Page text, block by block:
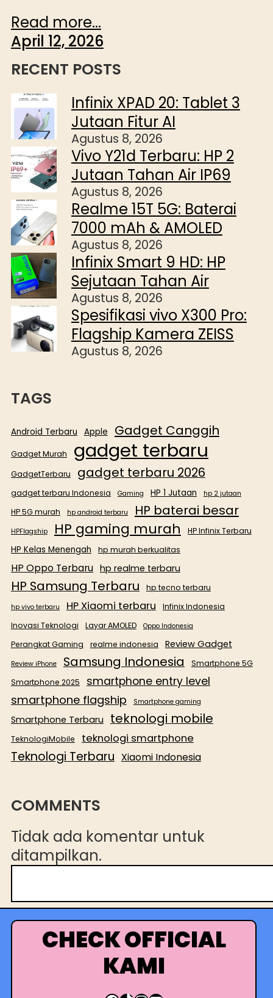
Read more...
April 12, 2026
RECENT POSTS
Infinix XPAD 20: Tablet 3
Jutaan Fitur AI
Agustus 8, 2026
Vivo Y21d Terbaru: HP 2
Jutaan Tahan Air IP69
Agustus 8, 2026
Realme 15T 5G: Baterai
7000 mAh & AMOLED
Agustus 8, 2026
Infinix Smart 9 HD: HP
Sejutaan Tahan Air
Agustus 8, 2026
Spesifikasi vivo X300 Pro:
Flagship Kamera ZEISS
Agustus 8, 2026
TAGS
Android Terbaru Apple Gadget Canggih
Gadget Murah gadget terbaru
GadgetTerbaru gadget terbaru 2026
gadget terbaru Indonesia Gaming HP 1 Jutaan hp 2 jutaan
HP 5G murah hp android terbaru HP baterai besar
HPFlagship HP gaming murah HP Infinix Terbaru
HP Kelas Menengah hp murah berkualitas
HP Oppo Terbaru hp realme terbaru
HP Samsung Terbaru hp tecno terbaru
hp vivo terbaru HP Xiaomi terbaru
Infinix Indonesia
Inovasi Teknologi
Layar AMOLED Oppo Indonesia
Perangkat Gaming realme indonesia Review Gadget
Review iPhone Samsung Indonesia
Smartphone 5G
Smartphone 2025
smartphone entry level
smartphone flagship Smartphone gaming
Smartphone Terbaru teknologi mobile
TeknologiMobile teknologi smartphone
Teknologi Terbaru Xiaomi Indonesia
COMMENTS
Tidak ada komentar untuk
ditampilkan.
r
i
CHECK OFFICIAL
KAMI